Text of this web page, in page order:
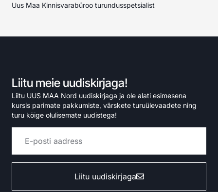
Uus Maa Kinnisvarabüroo turundusspetsialist
Liitu meie uudiskirjaga!
Liitu UUS MAA Nord uudiskirjaga ja ole alati esimesena
kursis parimate pakkumiste, värskete turuülevaadete ning
turu kõige olulisemate uudistega!
Liitu uudiskirjaga